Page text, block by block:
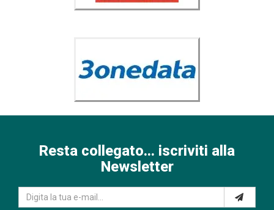
Resta collegato... iscriviti alla
Newsletter